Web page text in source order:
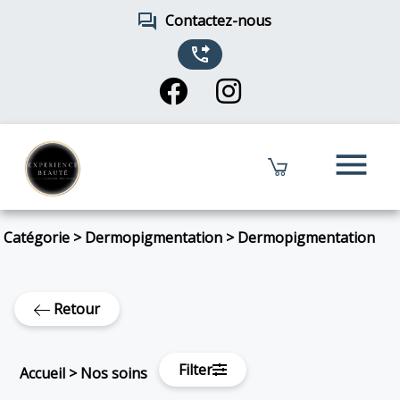
forum Contactez-nous
phone_forwarded
menu
Catégorie >Dermopigmentation >Dermopigmentation
Retour
Accueil >Nos soins Filter